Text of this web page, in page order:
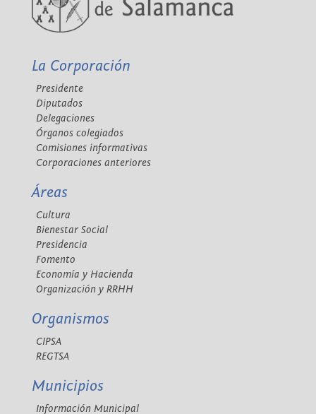
La Corporación
Presidente
Diputados
Delegaciones
Órganos colegiados
Comisiones informativas
Corporaciones anteriores
Áreas
Cultura
Bienestar Social
Presidencia
Fomento
Economía y Hacienda
Organización y RRHH
Organismos
CIPSA
REGTSA
Municipios
Información Municipal